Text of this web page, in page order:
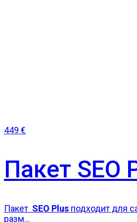
449 €
Пакет SEO
Пакет SEO Plus подходит для
разм...